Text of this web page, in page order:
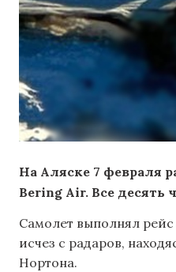
На Аляске 7 февраля
Bering Air. Все десять
Самолет выполнял
исчез с радаров,
Нортона.